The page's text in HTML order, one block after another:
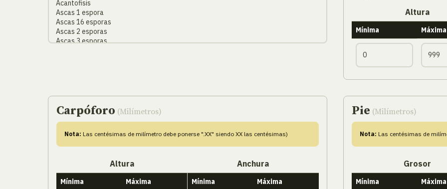
Altura
Mínima Máxima
Carpóforo (Milímetros)
Nota: Las centésimas de milímetro debe ponerse ".XX" siendo XX las centésimas)
Altura Anchura
Mínima Máxima Mínima Máxima
Pie (Milímetros)
Nota: Las centésimas de
Grosor
Mínima Máxima